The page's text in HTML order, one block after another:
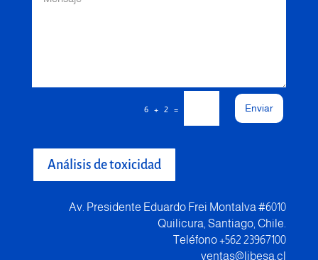
6 + 2 = Enviar
Análisis de toxicidad
Av. Presidente Eduardo Frei Montalva #6010
Quilicura, Santiago, Chile.
Teléfono +562 23967100
ventas@libesa.cl